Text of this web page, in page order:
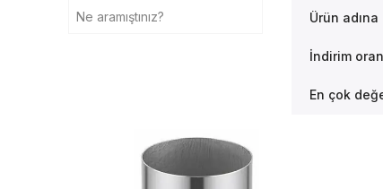
Ürün
İndirim
En çok